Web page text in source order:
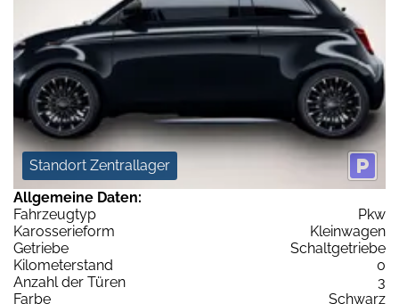
Standort Zentrallager
Allgemeine Daten:
Fahrzeugtyp
Pkw
Karosserieform
Kleinwagen
Getriebe
Schaltgetriebe
Kilometerstand
0
Anzahl der Türen
3
Farbe
Schwarz